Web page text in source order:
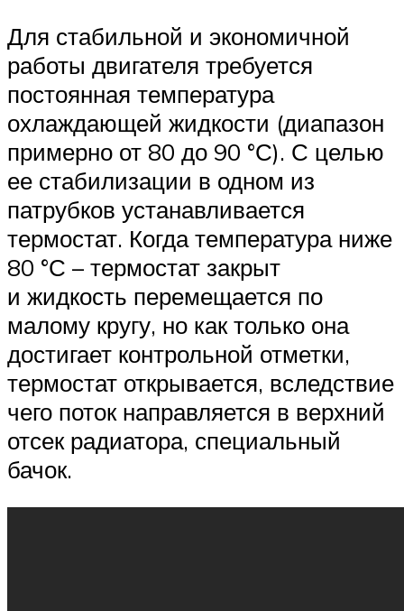
Для стабильной и экономичной
работы двигателя требуется
постоянная температура
охлаждающей жидкости (диапазон
примерно от 80 до 90 °С). С целью
ее стабилизации в одном из
патрубков устанавливается
термостат. Когда температура ниже
80 °С – термостат закрыт
и жидкость перемещается по
малому кругу, но как только она
достигает контрольной отметки,
термостат открывается, вследствие
чего поток направляется в верхний
отсек радиатора, специальный
бачок.